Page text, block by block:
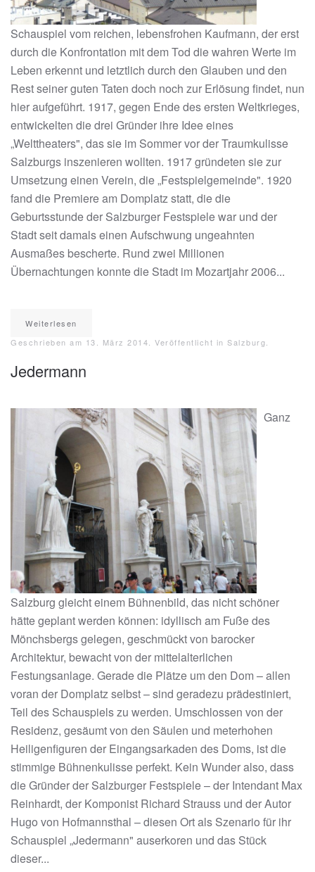
Schauspiel vom reichen, lebensfrohen Kaufmann, der erst
durch die Konfrontation mit dem Tod die wahren Werte im
Leben erkennt und letztlich durch den Glauben und den
Rest seiner guten Taten doch noch zur Erlösung findet, nun
hier aufgeführt. 1917, gegen Ende des ersten Weltkrieges,
entwickelten die drei Gründer ihre Idee eines
„Welttheaters", das sie im Sommer vor der Traumkulisse
Salzburgs inszenieren wollten. 1917 gründeten sie zur
Umsetzung einen Verein, die „Festspielgemeinde". 1920
fand die Premiere am Domplatz statt, die die
Geburtsstunde der Salzburger Festspiele war und der
Stadt seit damals einen Aufschwung ungeahnten
Ausmaßes bescherte. Rund zwei Millionen
Übernachtungen konnte die Stadt im Mozartjahr 2006...
Weiterlesen
Geschrieben am 13. März 2014 . Veröffentlicht in Salzburg
Jedermann
Ganz
Salzburg gleicht einem Bühnenbild, das nicht schöner
hätte geplant werden können: idyllisch am Fuße des
Mönchsbergs gelegen, geschmückt von barocker
Architektur, bewacht von der mittelalterlichen
Festungsanlage. Gerade die Plätze um den Dom – allen
voran der Domplatz selbst – sind geradezu prädestiniert,
Teil des Schauspiels zu werden. Umschlossen von der
Residenz, gesäumt von den Säulen und meterhohen
Heiligenfiguren der Eingangsarkaden des Doms, ist die
stimmige Bühnenkulisse perfekt. Kein Wunder also, dass
die Gründer der Salzburger Festspiele – der Intendant Max
Reinhardt, der Komponist Richard Strauss und der Autor
Hugo von Hofmannsthal – diesen Ort als Szenario für ihr
Schauspiel „Jedermann" auserkoren und das Stück
dieser...